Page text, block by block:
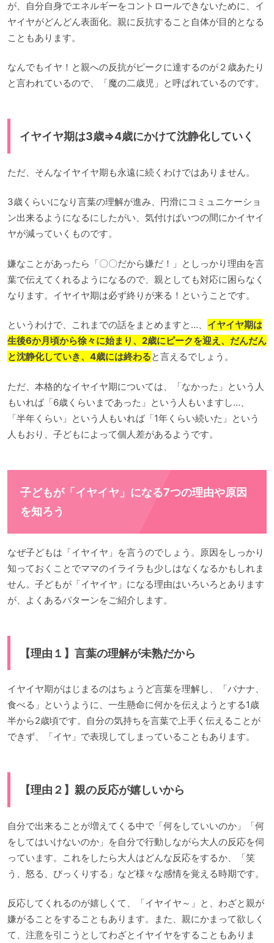
が、自分自身でエネルギーをコントロールできないために、イ
ヤイヤがどんどん表面化。親に反抗すること自体が目的となる
こともあります。
なんでもイヤ！と親への反抗がピークに達するのが２歳あたり
と言われているので、「魔の二歳児」と呼ばれているのです。
イヤイヤ期は3歳⇒4歳にかけて沈静化していく
ただ、そんなイヤイヤ期も永遠に続くわけではありません。
3歳くらいになり言葉の理解が進み、円滑にコミュニケーショ
ン出来るようになるにしたがい、気付けばいつの間にかイヤイ
ヤが減っていくものです。
嫌なことがあったら「〇〇だから嫌だ！」としっかり理由を言
葉で伝えてくれるようになるので、親としても対応に困らなく
なります。イヤイヤ期は必ず終りが来る！ということです。
というわけで、これまでの話をまとめますと…、 イヤイヤ期は
生後6か月頃から徐々に始まり、2歳にピークを迎え、だんだん
と沈静化していき、4歳には終わると言えるでしょう。
ただ、本格的なイヤイヤ期については、「なかった」という人
もいれば「6歳くらいまであった」という人もいますし…、
「半年くらい」という人もいれば「1年くらい続いた」という
人もおり、子どもによって個人差があるようです。
子どもが「イヤイヤ」になる7つの理由や原因
を知ろう
なぜ子どもは「イヤイヤ」を言うのでしょう。原因をしっかり
知っておくことでママのイライラも少しはなくなるかもしれま
せん。子どもが「イヤイヤ」になる理由はいろいろとあります
が、よくあるパターンをご紹介します。
【理由１】言葉の理解が未熟だから
イヤイヤ期がはじまるのはちょうど言葉を理解し、「バナナ、
食べる」というように、一生懸命に何かを伝えようとする1歳
半から2歳頃です。自分の気持ちを言葉で上手く伝えることが
できず、「イヤ」で表現してしまっていることもあります。
【理由２】親の反応が嬉しいから
自分で出来ることが増えてくる中で「何をしていいのか」「何
をしてはいけないのか」を自分で行動しながら大人の反応を伺
っています。これをしたら大人はどんな反応をするか、「笑
う、怒る、びっくりする」など様々な感情を覚える時期です。
反応してくれるのが嬉しくて、「イヤイヤ～」と、わざと親が
嫌がることをすることもあります。また、親にかまって欲しく
て、注意を引こうとしてわざとイヤイヤをすることもありま